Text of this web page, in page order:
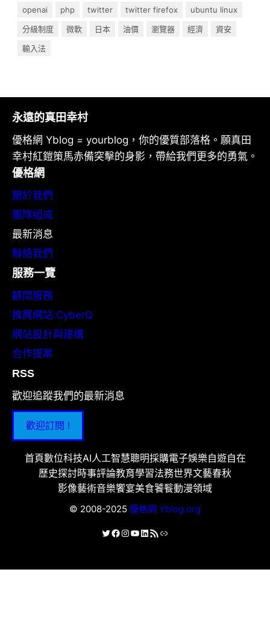
openai
php twitter twitter firefox
ubuntu linux
分級制度
微軟 日本 油價 瀏覽器 經濟
資安
輸入法
永遠的真田幸村
優格網 Yblog = yourblog，你的優質部落格。願真田
幸村紅鎧策馬赤備突擊的身影，帶給我們更多的勇氣。
優格網
關於我們
團隊組成
最新消息
聯絡我們
服務一覽
顧問服務
推薦網站:CyberQ
網站設計與建構
合作提案
RSS
歡迎追蹤我們的最新消息
歡迎訂閱 !
首頁數位科技AI人工智慧聰明採購電子娛樂自遊自在
歷史探討時事評論教育學習法務世界文藝春秋
影像藝術音樂饗宴美食饕餮動漫領域
© 2008-2025 優格網 Yblog.org
X Facebook
Instagram
YouTube
LinkedIn
RSS 資訊提供連結